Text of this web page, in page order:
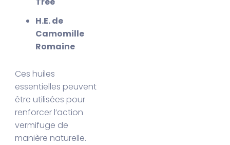
H.E. de
Camomille
Romaine
Ces huiles
essentielles peuvent
être utilisées pour
renforcer l’action
vermifuge de
manière naturelle.